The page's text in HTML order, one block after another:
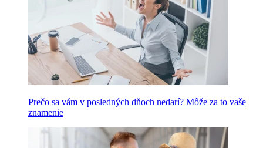
Prečo sa vám v posledných dňoch nedarí? Môže za to vaše
znamenie